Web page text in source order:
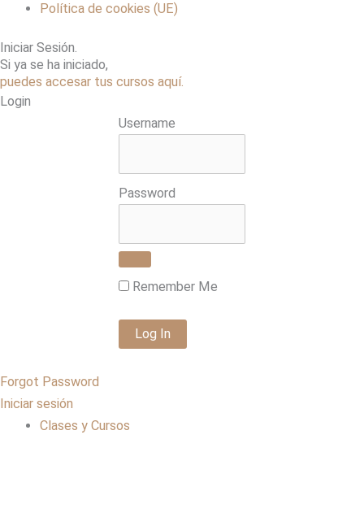
Política de cookies (UE)
Iniciar Sesión.
Si ya se ha iniciado,
puedes accesar tus cursos aquí.
Login
Username
Password
Remember Me
Forgot Password
Iniciar sesión
Clases y Cursos